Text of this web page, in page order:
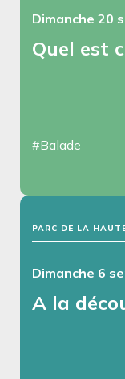
Dimanche 20
Quel est
#Balade
PARC DE LA
Dimanche 6
A la